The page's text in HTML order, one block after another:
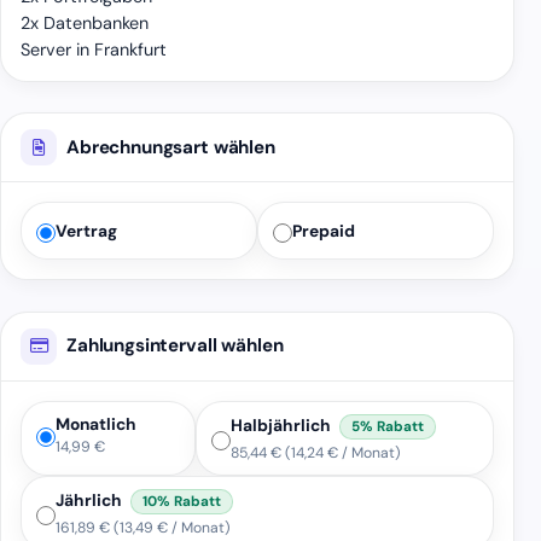
2x Datenbanken
Server in Frankfurt
Abrechnungsart wählen
Vertrag Prepaid
Zahlungsintervall wählen
Monatlich
14,99 €
Halbjährlich
5% Rabatt
85,44 €(14,24 € / Monat)
Jährlich
10% Rabatt
161,89 €(13,49 € / Monat)